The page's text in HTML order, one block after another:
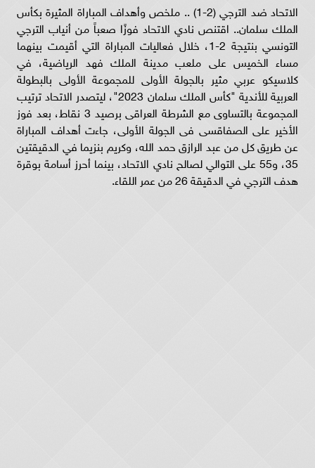
الاتحاد ضد الترجي (2-1) .. ملخص وأهداف المباراة المثيرة بكأس
الملك سلمان.. اقتنص نادي الاتحاد فوزًا صعباً من أنياب الترجي
التونسي بنتيجة 2-1، خلال فعاليات المباراة التي أقيمت بينهما
مساء الخميس على ملعب مدينة الملك فهد الرياضية، في
كلاسيكو عربي مثير بالجولة الأولى للمجموعة الأولى بالبطولة
العربية للأندية "كأس الملك سلمان 2023"، ليتصدر الاتحاد ترتيب
المجموعة بالتساوى مع الشرطة العراقى برصيد 3 نقاط، بعد فوز
الأخير على الصفاقسى فى الجولة الأولى، جاءت أهداف المباراة
عن طريق كل من عبد الرازق حمد الله، وكريم بنزيما في الدقيقتين
35، و55 على التوالي لصالح نادي الاتحاد، بينما أحرز أسامة بوقرة
هدف الترجي في الدقيقة 26 من عمر اللقاء.